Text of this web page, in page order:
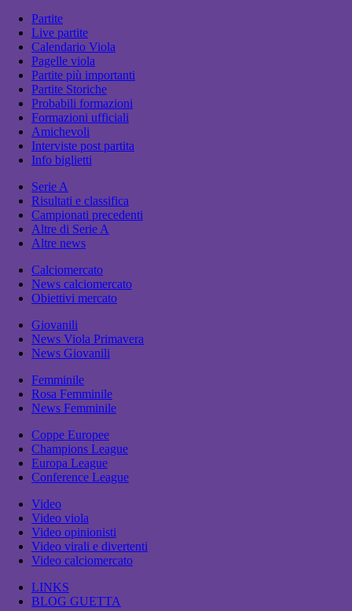
Partite
Live partite
Calendario Viola
Pagelle viola
Partite più importanti
Partite Storiche
Probabili formazioni
Formazioni ufficiali
Amichevoli
Interviste post partita
Info biglietti
Serie A
Risultati e classifica
Campionati precedenti
Altre di Serie A
Altre news
Calciomercato
News calciomercato
Obiettivi mercato
Giovanili
News Viola Primavera
News Giovanili
Femminile
Rosa Femminile
News Femminile
Coppe Europee
Champions League
Europa League
Conference League
Video
Video viola
Video opinionisti
Video virali e divertenti
Video calciomercato
LINKS
BLOG GUETTA